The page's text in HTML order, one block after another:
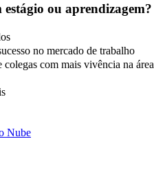
ou aprendizagem?
no mercado de trabalho
com mais vivência na área
Nube